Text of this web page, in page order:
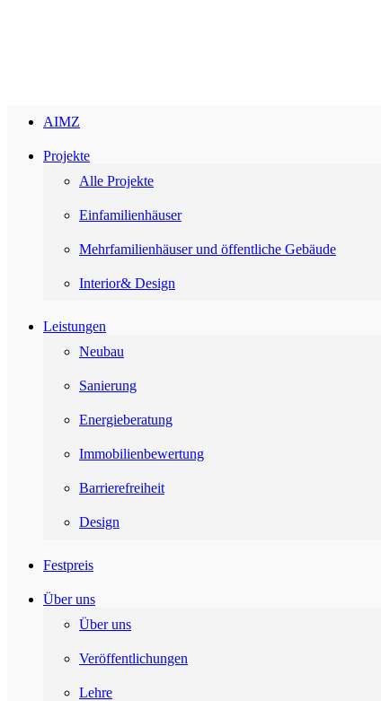
AIMZ
Projekte
Alle Projekte
Einfamilienhäuser
Mehrfamilienhäuser und öffentliche Gebäude
Interior& Design
Leistungen
Neubau
Sanierung
Energieberatung
Immobilienbewertung
Barrierefreiheit
Design
Festpreis
Über uns
Über uns
Veröffentlichungen
Lehre